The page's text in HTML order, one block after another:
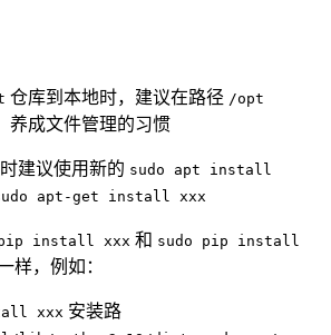
仓库到本地时，建议在路径 /opt
养成文件管理的习惯
建议使用新的 sudo apt install
apt-get install xxx
install xxx 和 sudo pip install
样，例如：
xxx 安装路